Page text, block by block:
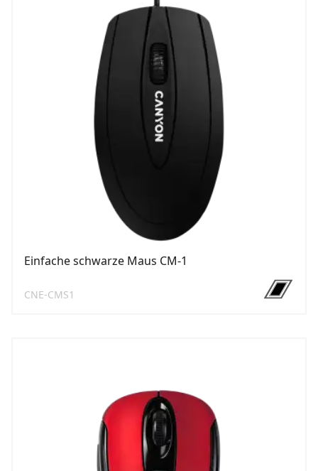
Einfache schwarze Maus CM-1
CNE-CMS1